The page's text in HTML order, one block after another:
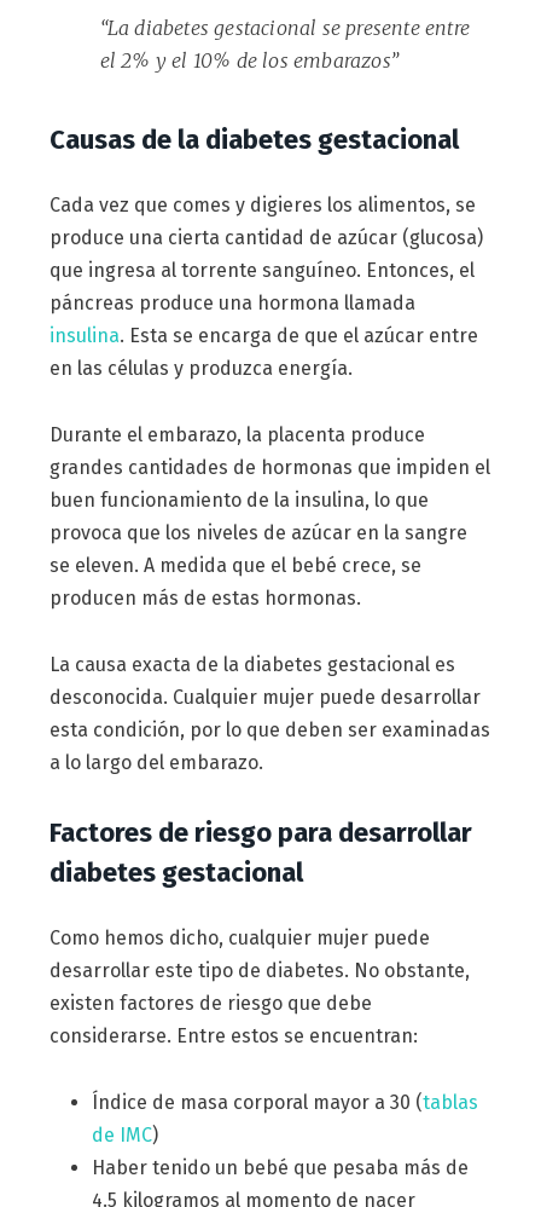
“La diabetes gestacional se presente entre
el 2% y el 10% de los embarazos”
Causas de la diabetes gestacional
Cada vez que comes y digieres los alimentos, se
produce una cierta cantidad de azúcar (glucosa)
que ingresa al torrente sanguíneo. Entonces, el
páncreas produce una hormona llamada
insulina. Esta se encarga de que el azúcar entre
en las células y produzca energía.
Durante el embarazo, la placenta produce
grandes cantidades de hormonas que impiden el
buen funcionamiento de la insulina, lo que
provoca que los niveles de azúcar en la sangre
se eleven. A medida que el bebé crece, se
producen más de estas hormonas.
La causa exacta de la diabetes gestacional es
desconocida. Cualquier mujer puede desarrollar
esta condición, por lo que deben ser examinadas
a lo largo del embarazo.
Factores de riesgo para desarrollar
diabetes gestacional
Como hemos dicho, cualquier mujer puede
desarrollar este tipo de diabetes. No obstante,
existen factores de riesgo que debe
considerarse. Entre estos se encuentran:
Índice de masa corporal mayor a 30 (tablas
de IMC)
Haber tenido un bebé que pesaba más de
4.5 kilogramos al momento de nacer